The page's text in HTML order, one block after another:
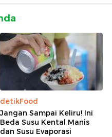
detikFood
Jangan Sampai Keliru! Ini
Beda Susu Kental Manis
dan Susu Evaporasi